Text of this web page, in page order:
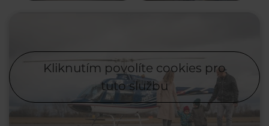
Kliknutím povolíte cookies pro
tuto službu